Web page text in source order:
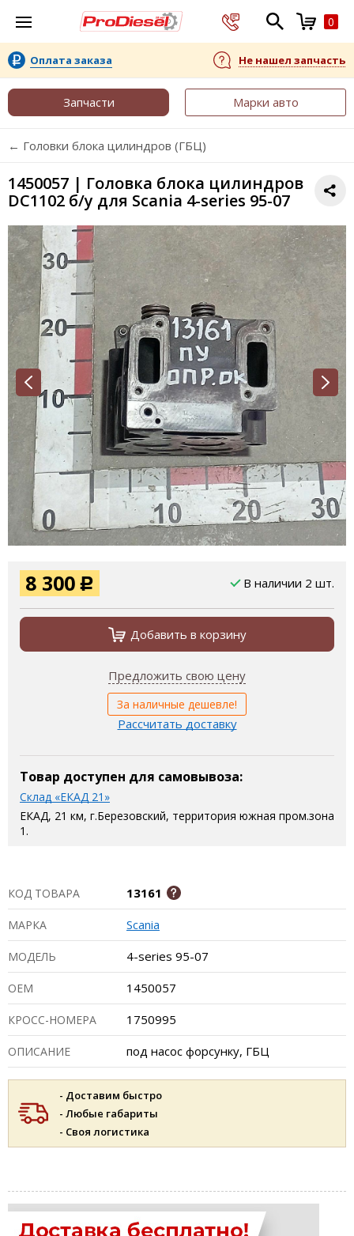
0
Оплата заказа Не нашел запчасть
Запчасти Марки авто
← Головки блока цилиндров (ГБЦ)
1450057 | Головка блока цилиндров
DC1102 б/у для Scania 4-series 95-07
8 300 Р В наличии 2 шт.
Добавить в корзину
Предложить свою цену
За наличные дешевле!
Рассчитать доставку
Товар доступен для самовывоза:
Склад «ЕКАД 21»
ЕКАД, 21 км, г.Березовский, территория южная пром.зона
1.
КОД ТОВАРА 13161
МАРКА Scania
МОДЕЛЬ 4-series 95-07
ОЕМ 1450057
КРОСС-НОМЕРА 1750995
ОПИСАНИЕ под насос форсунку, ГБЦ
- Доставим быстро
- Любые габариты
- Своя логистика